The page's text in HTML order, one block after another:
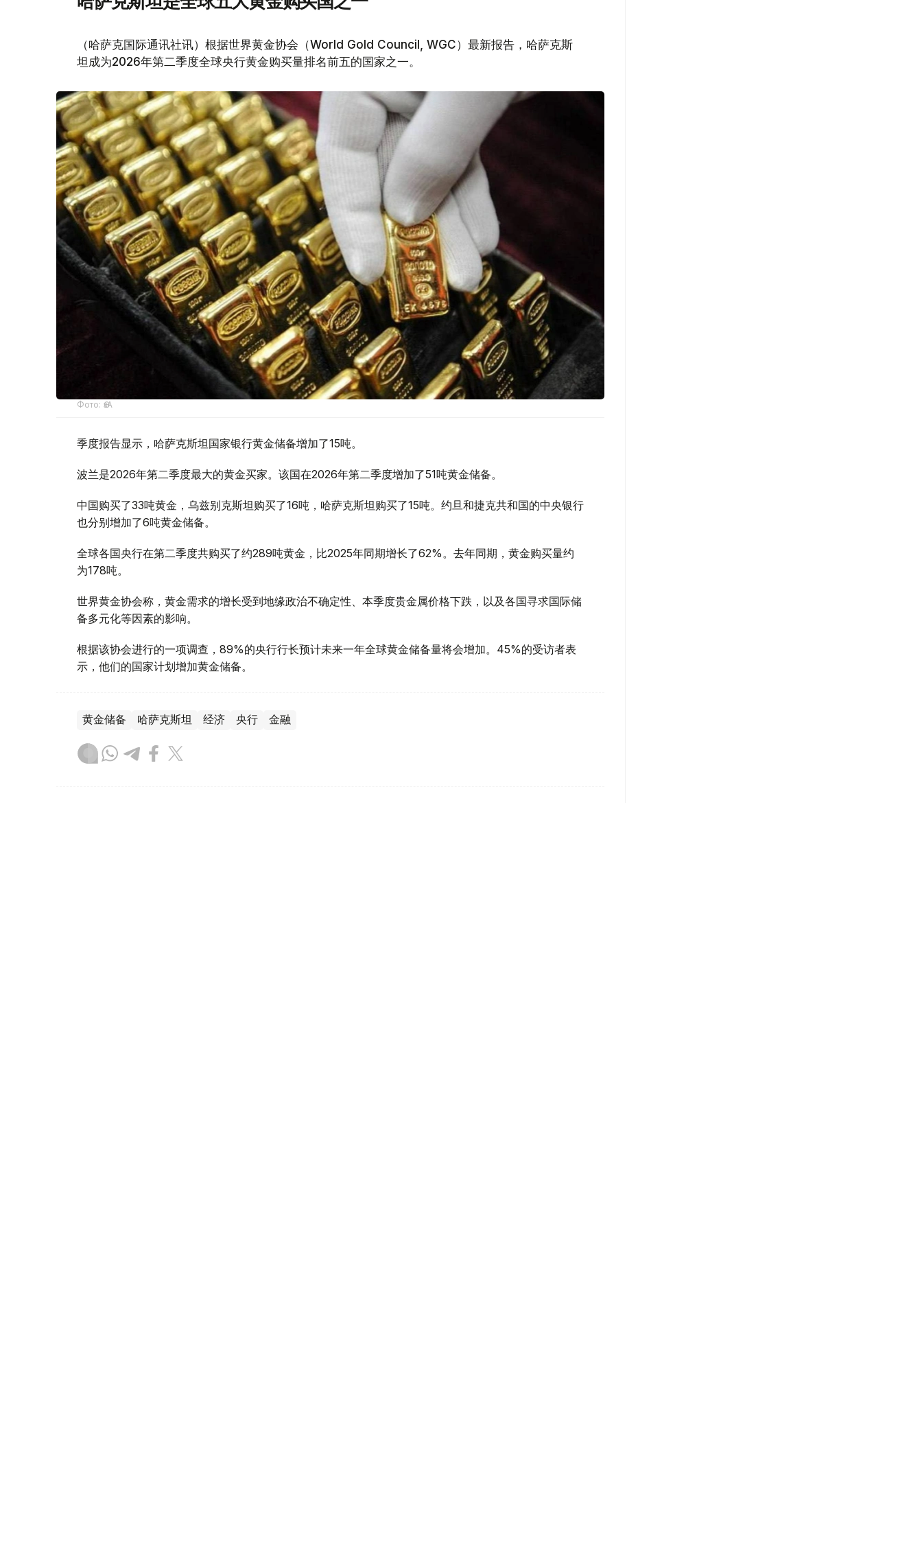
（哈萨克国际通讯社讯）根据世界黄金协会（World Gold Council, WGC）最新报告，哈萨克斯
坦成为2026年第二季度全球央行黄金购买量排名前五的国家之一。
Фото: ӨзА
季度报告显示，哈萨克斯坦国家银行黄金储备增加了15吨。
波兰是2026年第二季度最大的黄金买家。该国在2026年第二季度增加了51吨黄金储备。
中国购买了33吨黄金，乌兹别克斯坦购买了16吨，哈萨克斯坦购买了15吨。约旦和捷克共和国的中央银行
也分别增加了6吨黄金储备。
全球各国央行在第二季度共购买了约289吨黄金，比2025年同期增长了62%。去年同期，黄金购买量约
为178吨。
世界黄金协会称，黄金需求的增长受到地缘政治不确定性、本季度贵金属价格下跌，以及各国寻求国际储
备多元化等因素的影响。
根据该协会进行的一项调查，89%的央行行长预计未来一年全球黄金储备量将会增加。45%的受访者表
示，他们的国家计划增加黄金储备。
黄金储备 哈萨克斯坦 经济 央行 金融